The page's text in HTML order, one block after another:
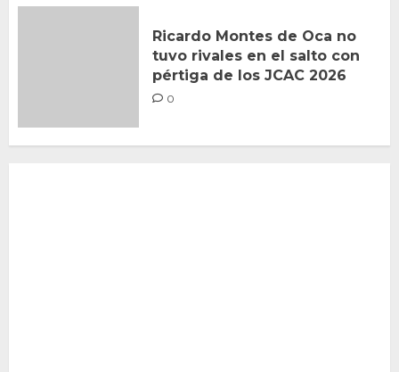
Ricardo Montes de Oca no
tuvo rivales en el salto con
pértiga de los JCAC 2026
0